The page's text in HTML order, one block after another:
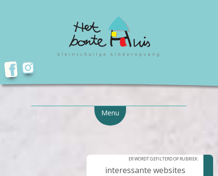
Menu
ER WORDT GEFILTERD OP RUBRIEK:
interessante websites